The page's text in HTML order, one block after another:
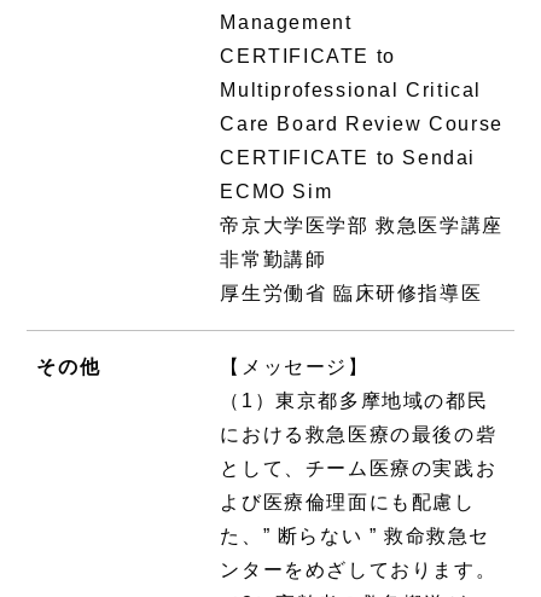
Management
CERTIFICATE to
Multiprofessional Critical
Care Board Review Course
CERTIFICATE to Sendai
ECMO Sim
帝京大学医学部 救急医学講座
非常勤講師
厚生労働省 臨床研修指導医
その他
【メッセージ】
（1）東京都多摩地域の都民
における救急医療の最後の砦
として、チーム医療の実践お
よび医療倫理面にも配慮し
た、” 断らない ” 救命救急セ
ンターをめざしております。